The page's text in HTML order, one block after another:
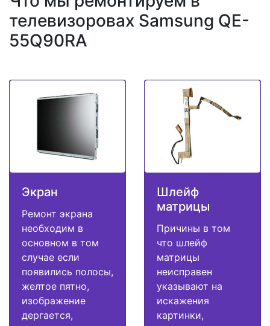
телевизоровах Samsung QE-
55Q90RA
Экран
Ремонт экрана
необходим в
основном в том
случае если
появились полосы,
желтое пятно,
изображение
дергается,
Шлейф
матрицы
Причины в том
что шлейф
матрицы
неисправен
указывают на
искажения
картинки,